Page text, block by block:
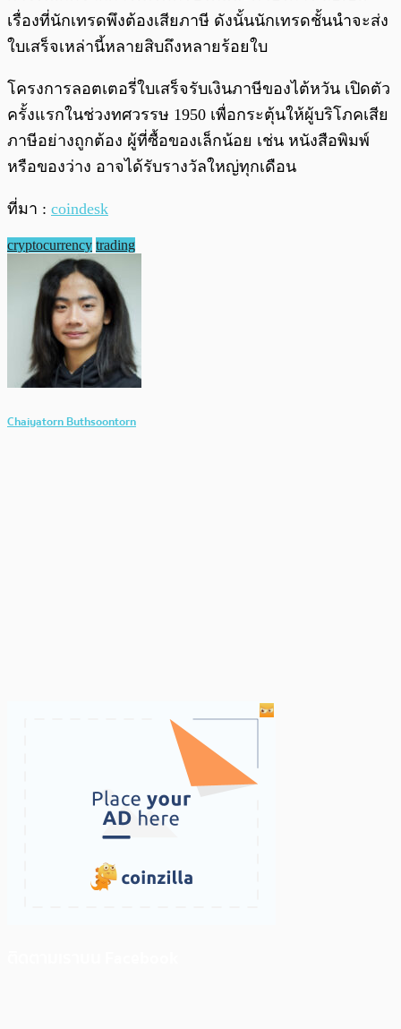
เรื่องที่นักเทรดพึงต้องเสียภาษี ดังนั้นนักเทรดชั้นนำจะส่ง
ใบเสร็จเหล่านี้หลายสิบถึงหลายร้อยใบ
โครงการลอตเตอรี่ใบเสร็จรับเงินภาษีของไต้หวัน เปิดตัว
ครั้งแรกในช่วงทศวรรษ 1950 เพื่อกระตุ้นให้ผู้บริโภคเสีย
ภาษีอย่างถูกต้อง ผู้ที่ซื้อของเล็กน้อย เช่น หนังสือพิมพ์
หรือของว่าง อาจได้รับรางวัลใหญ่ทุกเดือน
ที่มา : coindesk
cryptocurrency trading
Chaiyatorn Buthsoontorn